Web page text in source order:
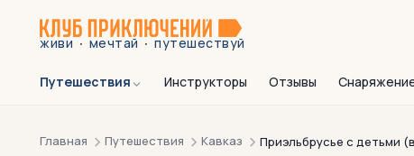
живи · мечтай · путешествуй
Путешествия Инструкторы Отзывы
Главная Путешествия Кавказ Приэльбрусье с детьми